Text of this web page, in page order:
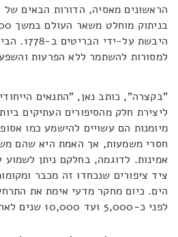
הראשונים מאסיה, הדורות הבאים של
היבשת
למסורות להשתמר ללא הפרעות
"בקצרה", כותב נאן, "התנאים
ליצירת חלק מהסיפורים העתיקים
מיומנות הם עשויים להישמע כמו
חסרי משמעות, אך האמת היא שהם
אמינות. לדוגמה, בחלקם ניתן
ציד ציפורים שנכחדו זה מכבר
הים. כיום מחקר מדעי אימת את
לפני כ-5,000 ועד 10,000 שנים לאחר תום עידן הקרח.